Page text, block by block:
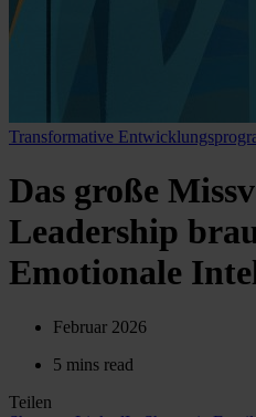
Transformative
Das große
Leadership
Emotionale
Februar 2026
5 mins read
Teilen